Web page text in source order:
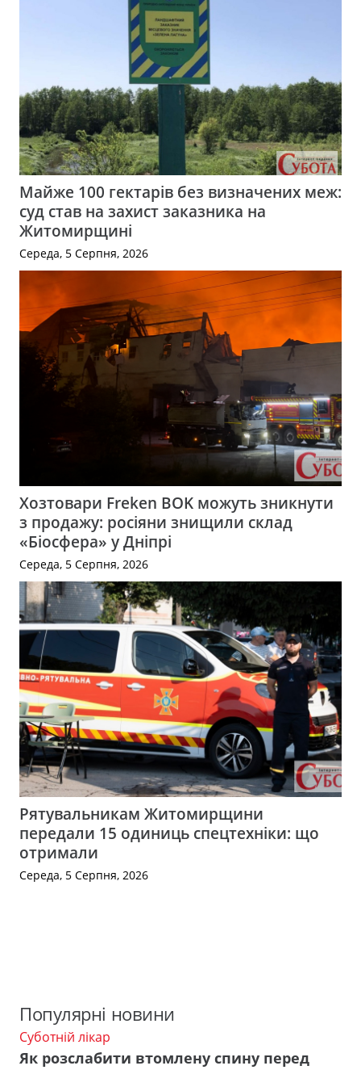
Майже 100 гектарів без визначених меж:
суд став на захист заказника на
Житомирщині
Середа, 5 Серпня, 2026
Хозтовари Freken BOK можуть зникнути
з продажу: росіяни знищили склад
«Біосфера» у Дніпрі
Середа, 5 Серпня, 2026
Рятувальникам Житомирщини
передали 15 одиниць спецтехніки: що
отримали
Середа, 5 Серпня, 2026
Популярні новини
Суботній лікар
Як розслабити втомлену спину перед